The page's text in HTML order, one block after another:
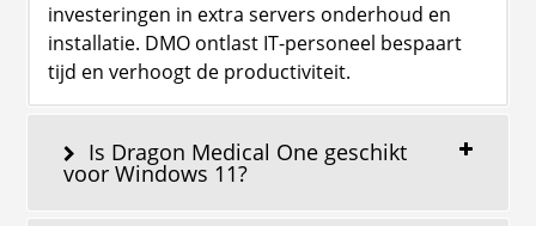
investeringen in extra servers onderhoud en
installatie. DMO ontlast IT-personeel bespaart
tijd en verhoogt de productiviteit.
Is Dragon Medical One geschikt
voor Windows 11?